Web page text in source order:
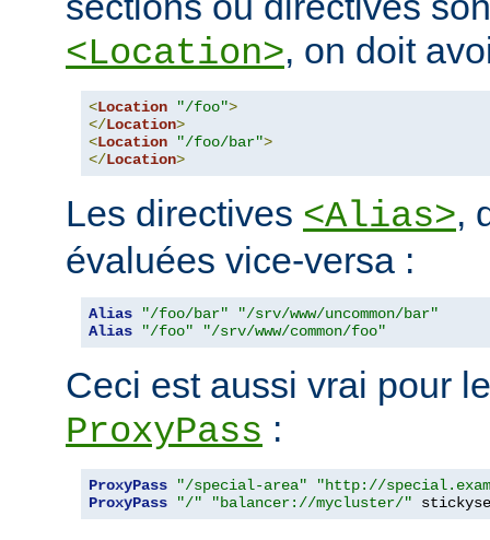
<Location>, on doit
<Location "/foo">
</Location>
<Location "/foo/bar">
</Location>
Les directives <Alias>,
évaluées vice-versa :
Alias "/foo/bar"
"/srv/www/uncommon/bar"
Alias
"/foo" "/srv/www/common/foo"
Ceci est aussi vrai pour
ProxyPass :
ProxyPass "/special-area"
"http://
ProxyPass
"/" "balancer://mycluster/"